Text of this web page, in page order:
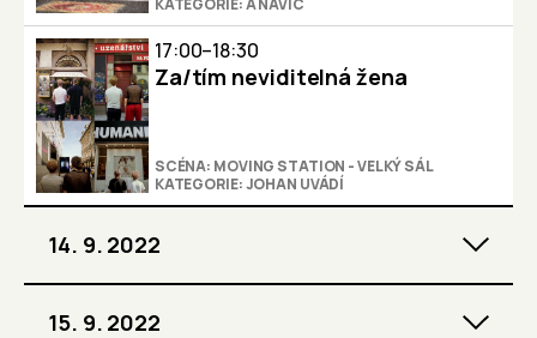
17:00–18:30
Za/tím neviditelná žena
SCÉNA: MOVING STATION - VELKÝ SÁL
KATEGORIE: JOHAN UVÁDÍ
14. 9. 2022
15. 9. 2022